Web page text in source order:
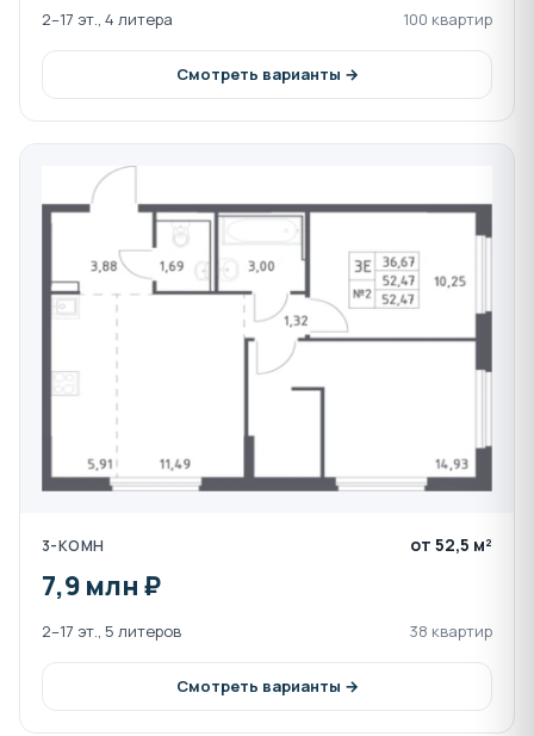
2–17 эт., 4 литера 100 квартир
Смотреть варианты →
3-КОМН от 52,5 м²
7,9 млн ₽
2–17 эт., 5 литеров 38 квартир
Смотреть варианты →